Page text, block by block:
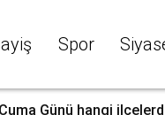
Spor
Günü hangi